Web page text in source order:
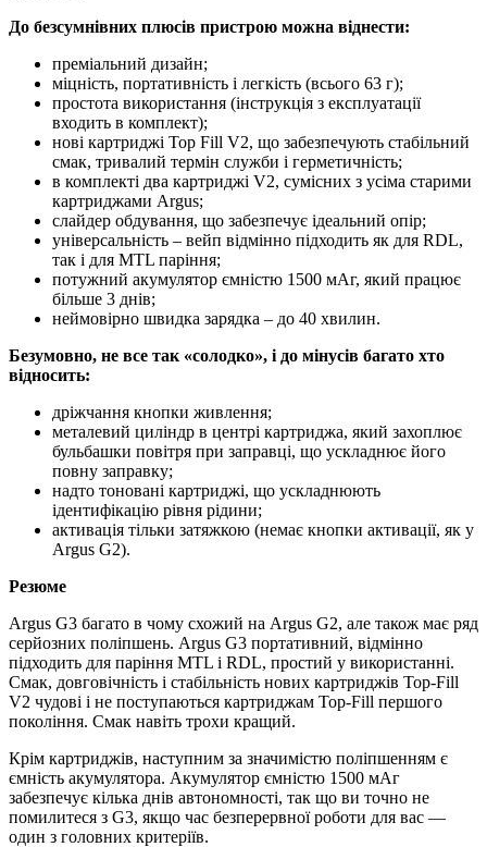
До безсумнівних плюсів пристрою можна віднести:
преміальний дизайн;
міцність, портативність і легкість (всього 63 г);
простота використання (інструкція з експлуатації
входить в комплект);
нові картриджі Top Fill V2, що забезпечують стабільний
смак, тривалий термін служби і герметичність;
в комплекті два картриджі V2, сумісних з усіма старими
картриджами Argus;
слайдер обдування, що забезпечує ідеальний опір;
універсальність – вейп відмінно підходить як для RDL,
так і для MTL паріння;
потужний акумулятор ємністю 1500 мАг, який працює
більше 3 днів;
неймовірно швидка зарядка – до 40 хвилин.
Безумовно, не все так «солодко», і до мінусів багато хто
відносить:
дріжчання кнопки живлення;
металевий циліндр в центрі картриджа, який захоплює
бульбашки повітря при заправці, що ускладнює його
повну заправку;
надто тоновані картриджі, що ускладнюють
ідентифікацію рівня рідини;
активація тільки затяжкою (немає кнопки активації, як у
Argus G2).
Резюме
Argus G3 багато в чому схожий на Argus G2, але також має ряд
серйозних поліпшень. Argus G3 портативний, відмінно
підходить для паріння MTL і RDL, простий у використанні.
Смак, довговічність і стабільність нових картриджів Top-Fill
V2 чудові і не поступаються картриджам Top-Fill першого
покоління. Смак навіть трохи кращий.
Крім картриджів, наступним за значимістю поліпшенням є
ємність акумулятора. Акумулятор ємністю 1500 мАг
забезпечує кілька днів автономності, так що ви точно не
помилитеся з G3, якщо час безперервної роботи для вас —
один з головних критеріїв.